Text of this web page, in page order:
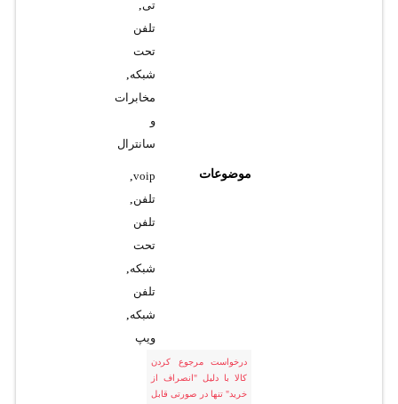
تی,
تلفن
تحت
شبکه,
مخابرات
و
سانترال
موضوعات voip
,
تلفن,
تلفن
تحت
شبکه,
تلفن
شبکه,
ویپ
درخواست مرجوع کردن
کالا با دلیل "انصراف از
خرید" تنها در صورتی قابل